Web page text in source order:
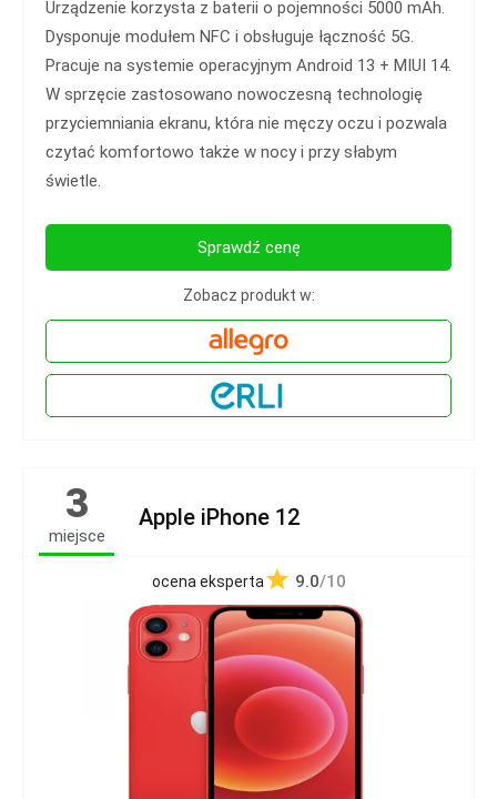
Urządzenie korzysta z baterii o pojemności 5000 mAh.
Dysponuje modułem NFC i obsługuje łączność 5G.
Pracuje na systemie operacyjnym Android 13 + MIUI 14.
W sprzęcie zastosowano nowoczesną technologię
przyciemniania ekranu, która nie męczy oczu i pozwala
czytać komfortowo także w nocy i przy słabym
świetle.
Sprawdź cenę
Zobacz produkt w:
3
miejsce
Apple iPhone 12
ocena eksperta 9.0/10